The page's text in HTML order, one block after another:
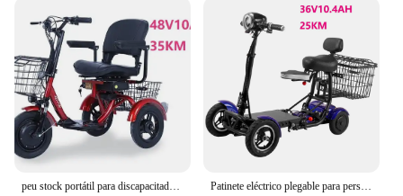
navigating crowded city streets or exploring the
outdoors, this scooter is built to handle various
terrains with ease. Its compact size and lightweight
design make it easy to maneuver through tight
spaces, while the inclusion of a basket ensures you
can carry your essentials with you wherever you go.
The scooter's sleek design and stylish color options
make it a fashionable addition to your daily routine,
ensuring that you can travel with confidence and
style.
peu stock portátil para discapacitados, scooter eléctrico de 3 ruedas para discapacitados de 12 pulgadas, adulto eléctrico para personas mayores Patinete eléctrico plegable para personas mayores, Scooter de doble motor, 4 ruedas